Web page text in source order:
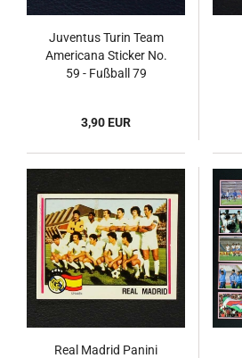
Juventus Turin Team
Americana Sticker No.
59 - Fußball 79
3,90 EUR
Real Madrid Panini